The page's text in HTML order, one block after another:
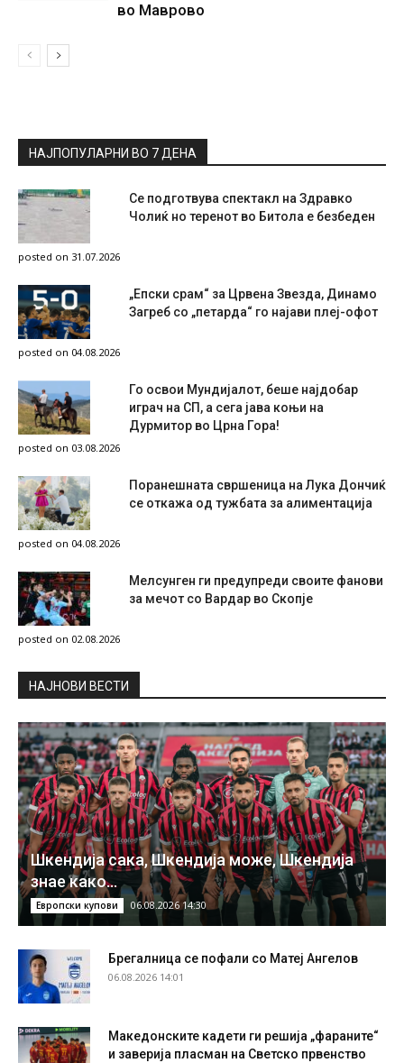
во Маврово
НАЈПОПУЛАРНИ ВО 7 ДЕНА
Се подготвува спектакл на Здравко
Чолиќ но теренот во Битола е безбеден
posted on 31.07.2026
„Епски срам“ за Црвена Звезда, Динамо
Загреб со „петарда“ го најави плеј-офот
posted on 04.08.2026
Го освои Мундијалот, беше најдобар
играч на СП, а сега јава коњи на
Дурмитор во Црна Гора!
posted on 03.08.2026
Поранешната свршеница на Лука Дончиќ
се откажа од тужбата за алиментација
posted on 04.08.2026
Мелсунген ги предупреди своите фанови
за мечот со Вардар во Скопје
posted on 02.08.2026
НAЈНОВИ ВЕСТИ
Шкендија сака, Шкендија може, Шкендија
знае како…
Европски купови 06.08.2026 14:30
Брегалница се пофали со Матеј Ангелов
06.08.2026 14:01
Македонските кадети ги решија „фараните“
и заверија пласман на Светско првенство